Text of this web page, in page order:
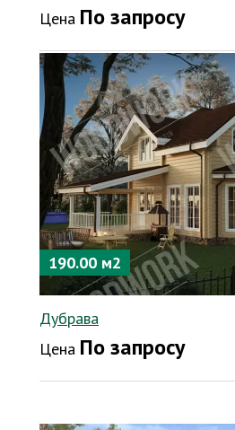
Цена По запросу
190.00 м2
Дубрава
Цена По запросу